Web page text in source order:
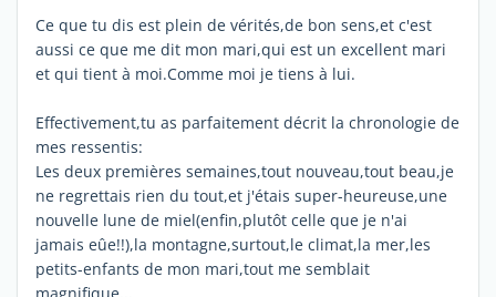
Ce que tu dis est plein de vérités,de bon sens,et c'est
aussi ce que me dit mon mari,qui est un excellent mari
et qui tient à moi.Comme moi je tiens à lui.
Effectivement,tu as parfaitement décrit la chronologie de
mes ressentis:
Les deux premières semaines,tout nouveau,tout beau,je
ne regrettais rien du tout,et j'étais super-heureuse,une
nouvelle lune de miel(enfin,plutôt celle que je n'ai
jamais eûe!!),la montagne,surtout,le climat,la mer,les
petits-enfants de mon mari,tout me semblait